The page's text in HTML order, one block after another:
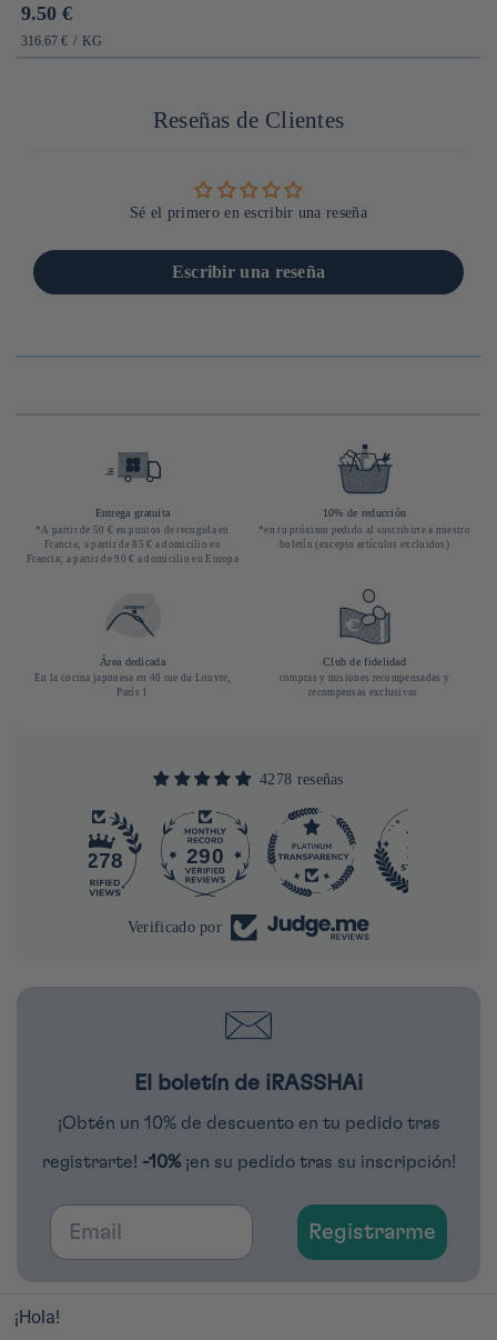
Prix
habituel
9.50 €
PRIX
UNITAIRE
316.67 € / PAR
KG
Reseñas de Clientes
Sé el primero en escribir una reseña
Escribir una reseña
Entrega gratuita
*A partir de 50 € en puntos de recogida en
Francia; a partir de 85 € a domicilio en
Francia; a partir de 90 € a domicilio en Europa
10% de reducción
*en tu próximo pedido al suscribirte a nuestro
boletín (excepto artículos excluidos)
Área dedicada
En la cocina japonesa en 40 rue du Louvre,
París 1
Club de fidelidad
compras y misiones recompensadas y
recompensas exclusivas
4278 reseñas
4278 290
Verificado por
El boletín de iRASSHAi
¡Obtén un 10% de descuento en tu pedido tras
registrarte! -10% ¡en su pedido tras su inscripción!
Email
Registrarme
¡Hola!